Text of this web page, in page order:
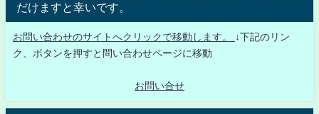
だけますと幸いです。
お問い合わせのサイトへクリックで移動します。
↓下記のリン
ク、ボタンを押すと問い合わせページに移動
お問い合せ